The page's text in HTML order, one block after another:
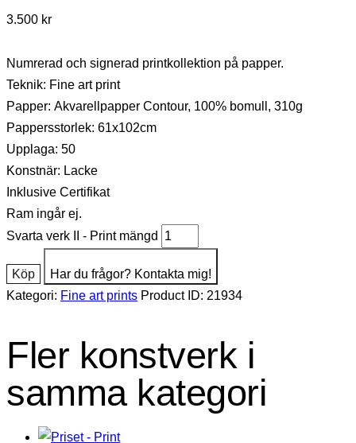
3.500 kr
Numrerad och signerad printkollektion på papper.
Teknik: Fine art print
Papper: Akvarellpapper Contour, 100% bomull, 310g
Pappersstorlek: 61x102cm
Upplaga: 50
Konstnär: Lacke
Inklusive Certifikat
Ram ingår ej.
Svarta verk II - Print mängd
Köp
Har du frågor? Kontakta mig!
Kategori: Fine art prints Product ID: 21934
Fler konstverk i
samma kategori